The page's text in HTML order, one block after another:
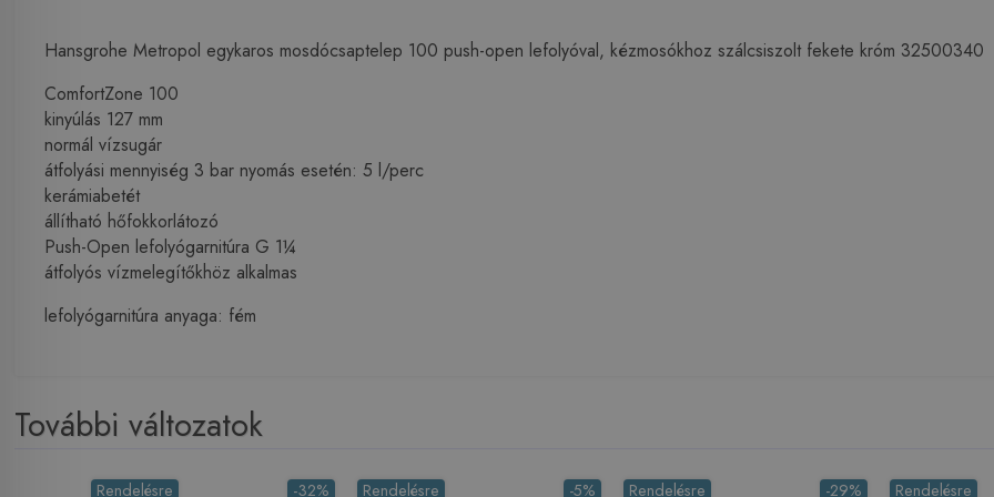
Hansgrohe Metropol egykaros mosdócsaptelep 100 push-open lefolyóval, kézmosókhoz szálcsiszolt fekete króm 32500340
ComfortZone 100
kinyúlás 127 mm
normál vízsugár
átfolyási mennyiség 3 bar nyomás esetén: 5 l/perc
kerámiabetét
állítható hőfokkorlátozó
Push-Open lefolyógarnitúra G 1¼
átfolyós vízmelegítőkhöz alkalmas
lefolyógarnitúra anyaga: fém
További változatok
-32%
Rendelésre -5%
Rendelésre -29%
Rendelésre Rendelésre